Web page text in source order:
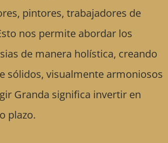
pintores, trabajadores de
nos permite abordar los
de manera holística, creando
sólidos, visualmente armoniosos
Granda significa invertir en
plazo.